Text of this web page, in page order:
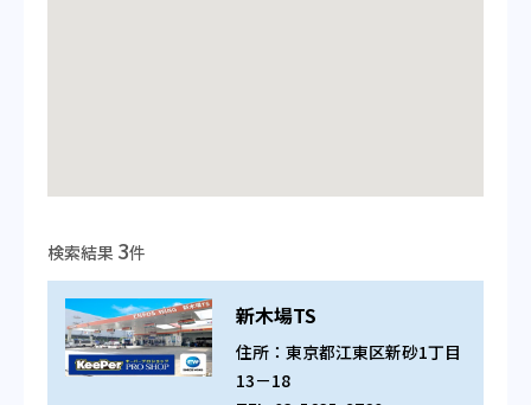
検索結果 3件
新木場TS
住所：東京都江東区新砂1丁目
13－18